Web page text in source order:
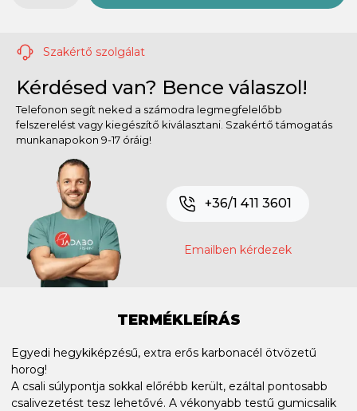
Szakértő szolgálat
Kérdésed van? Bence válaszol!
Telefonon segít neked a számodra legmegfelelőbb
felszerelést vagy kiegészítő kiválasztani. Szakértő támogatás
munkanapokon 9-17 óráig!
+36/1 411 3601
Emailben kérdezek
TERMÉKLEÍRÁS
Egyedi hegykiképzésű, extra erős karbonacél ötvözetű
horog!
A csali súlypontja sokkal előrébb került, ezáltal pontosabb
csalivezetést tesz lehetővé. A vékonyabb testű gumicsalik